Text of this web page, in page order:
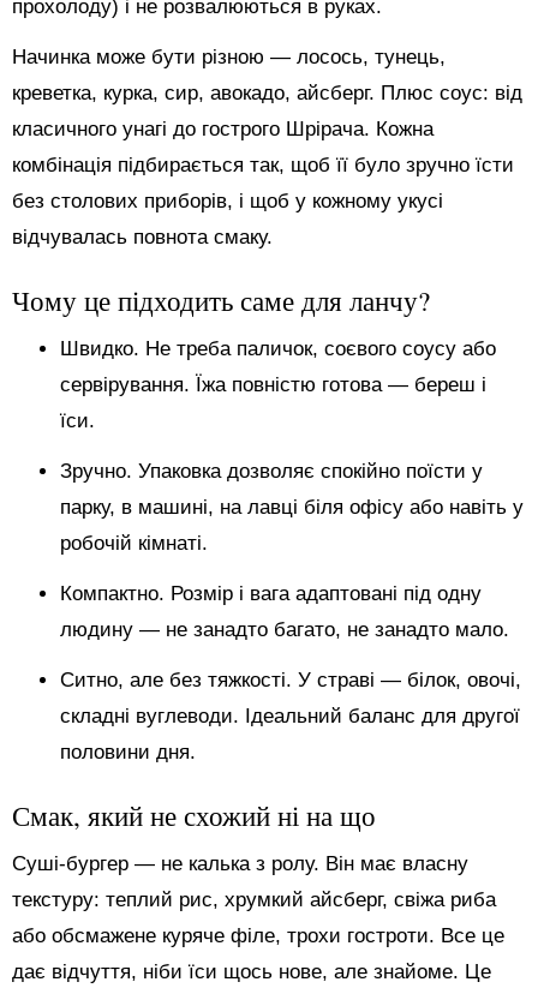
прохолоду) і не розвалюються в руках.
Начинка може бути різною — лосось, тунець,
креветка, курка, сир, авокадо, айсберг. Плюс соус: від
класичного унагі до гострого Шрірача. Кожна
комбінація підбирається так, щоб її було зручно їсти
без столових приборів, і щоб у кожному укусі
відчувалась повнота смаку.
Чому це підходить саме для ланчу?
Швидко. Не треба паличок, соєвого соусу або
сервірування. Їжа повністю готова — береш і
їси.
Зручно. Упаковка дозволяє спокійно поїсти у
парку, в машині, на лавці біля офісу або навіть у
робочій кімнаті.
Компактно. Розмір і вага адаптовані під одну
людину — не занадто багато, не занадто мало.
Ситно, але без тяжкості. У страві — білок, овочі,
складні вуглеводи. Ідеальний баланс для другої
половини дня.
Смак, який не схожий ні на що
Суші-бургер — не калька з ролу. Він має власну
текстуру: теплий рис, хрумкий айсберг, свіжа риба
або обсмажене куряче філе, трохи гостроти. Все це
дає відчуття, ніби їси щось нове, але знайоме. Це